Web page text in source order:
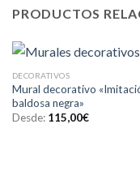
PRODUCTOS
DECORATIVOS
Mural decorativo
baldosa negra»
Desde: 115,00€